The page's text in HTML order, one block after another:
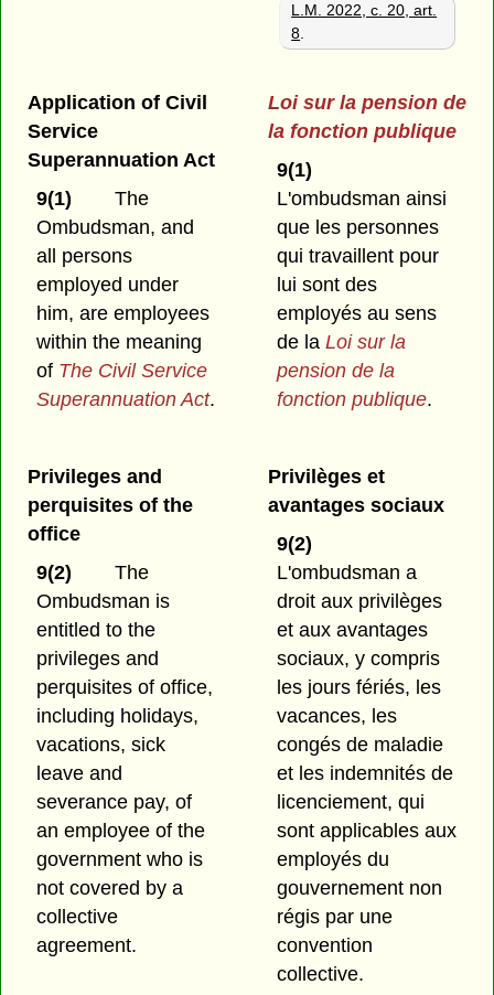
L.M. 2022, c. 20, art.
8
Application of Civil
Service
Superannuation Act
9(1)
The
Ombudsman, and
all persons
employed under
him, are employees
within the meaning
of The Civil Service
Superannuation Act.
Loi sur la pension de
la fonction publique
9(1)
L'ombudsman ainsi
que les personnes
qui travaillent pour
lui sont des
employés au sens
de laLoi sur la
pension de la
fonction publique.
Privileges and
perquisites of the
office
9(2)
The
Ombudsman is
entitled to the
privileges and
perquisites of office,
including holidays,
vacations, sick
leave and
severance pay, of
an employee of the
government who is
not covered by a
collective
agreement.
Privilèges et
avantages sociaux
9(2)
L'ombudsman a
droit aux privilèges
et aux avantages
sociaux, y compris
les jours fériés, les
vacances, les
congés de maladie
et les indemnités de
licenciement, qui
sont applicables aux
employés du
gouvernement non
régis par une
convention
collective.